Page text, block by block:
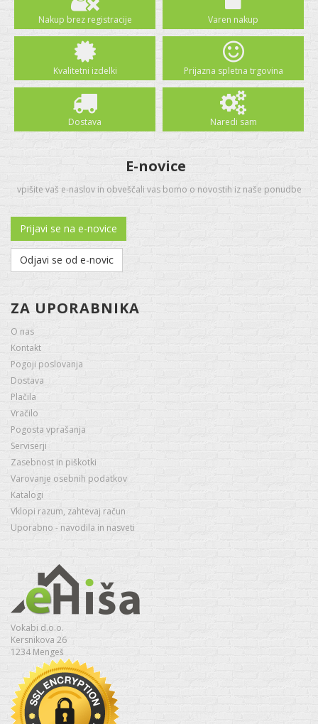
Nakup brez registracije Varen nakup
Kvalitetni izdelki Prijazna spletna trgovina
Dostava Naredi sam
E-novice
vpišite vaš e-naslov in obveščali vas bomo o novostih iz naše ponudbe
Prijavi se na e-novice
Odjavi se od e-novic
ZA UPORABNIKA
O nas
Kontakt
Pogoji poslovanja
Dostava
Plačila
Vračilo
Pogosta vprašanja
Serviserji
Zasebnost in piškotki
Varovanje osebnih podatkov
Katalogi
Vklopi razum, zahtevaj račun
Uporabno - navodila in nasveti
Vokabi d.o.o.
Kersnikova 26
1234 Mengeš